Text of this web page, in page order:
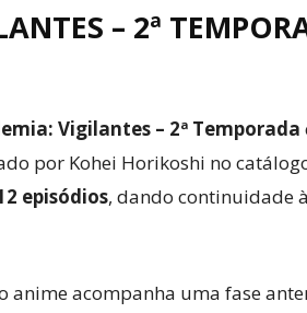
– 2ª
Vigilantes – 2ª Temporada
por Kohei Horikoshi no
episódios, dando continuidade
anime acompanha uma fase